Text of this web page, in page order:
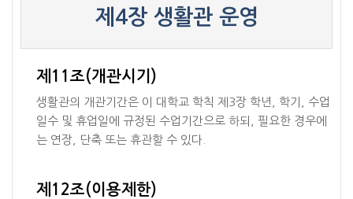
제4장 생활관 운영
제11조(개관시기)
생활관의 개관기간은 이 대학교 학칙 제3장 학년, 학기, 수업
일수 및 휴업일에 규정된 수업기간으로 하되, 필요한 경우에
는 연장, 단축 또는 휴관할 수 있다.
제12조(이용제한)